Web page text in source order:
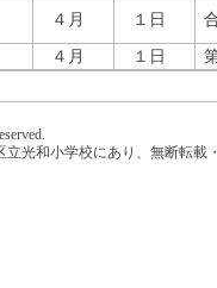
４月 １日
４月 １日
光和小学校にあり、無断転載